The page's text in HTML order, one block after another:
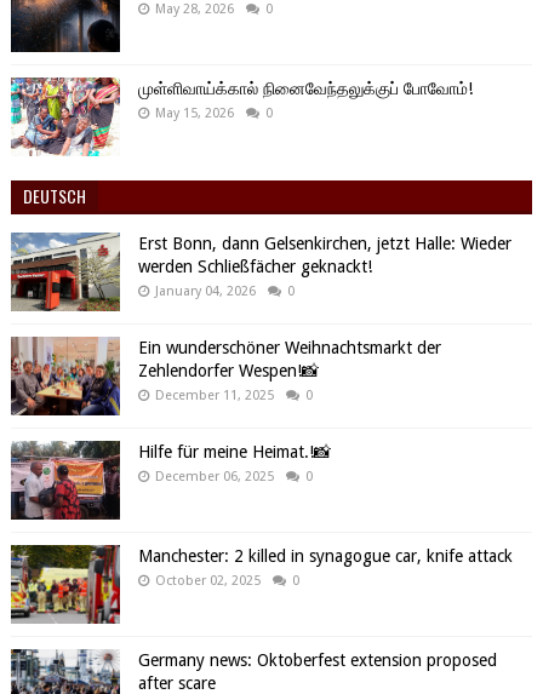
May 28, 2026 0
முள்ளிவாய்க்கால் நினைவேந்தலுக்குப் போவோம்!
May 15, 2026 0
DEUTSCH
Erst Bonn, dann Gelsenkirchen, jetzt Halle: Wieder
werden Schließfächer geknackt!
January 04, 2026 0
Ein wunderschöner Weihnachtsmarkt der
Zehlendorfer Wespen!📸
December 11, 2025 0
Hilfe für meine Heimat.!📸
December 06, 2025 0
Manchester: 2 killed in synagogue car, knife attack
October 02, 2025 0
Germany news: Oktoberfest extension proposed
after scare